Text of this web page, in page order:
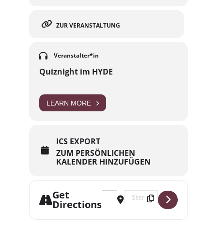
ZUR VERANSTALTUNG
Veranstalter*in
Quiznight im HYDE
LEARN MORE
ICS EXPORT
ZUM PERSÖNLICHEN
KALENDER HINZUFÜGEN
Get
Directions
Address - 640. Quiznight mit Hits
Destination Address - 640.